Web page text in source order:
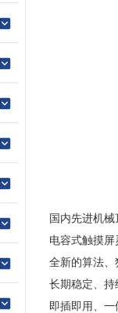
国内先进机
电容式触摸
全新的算法
长期稳定、
即插即用、